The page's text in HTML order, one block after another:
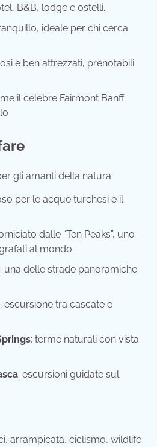
B&B, lodge e ostelli.
ideale per chi cerca
e ben attrezzati, prenotabili
il celebre Fairmont Banff
gli amanti della natura:
per le acque turchesi e il
dalle “Ten Peaks”, uno
al mondo.
: una delle strade panoramiche
: escursione tra cascate e
: terme naturali con vista
: escursioni guidate sul
arrampicata, ciclismo, wildlife